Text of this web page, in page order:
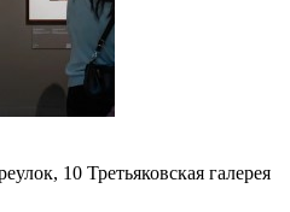
10 Третьяковская галерея